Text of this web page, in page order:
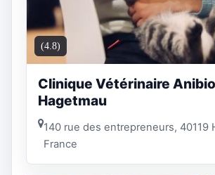
(4.8)
Clinique Vétérinaire
Hagetmau
140 rue des entrepreneurs, 40119
France